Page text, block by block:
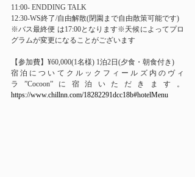
11:00- ENDDING TALK
12:30-WS終了/自由解散(閉園まで自由散策可能です)
※バス最終便 は17:00となります※天候によってプロ
グラムが変更になることがございます
【参加費】¥60,000(1名様) 1泊2日(夕食・朝食付き)
宿泊についてクルックフィールズ内のヴィ
ラ”Cocoon”に宿泊いただきます。
https://www.chillnn.com/18282291dcc18b#hotelMenu